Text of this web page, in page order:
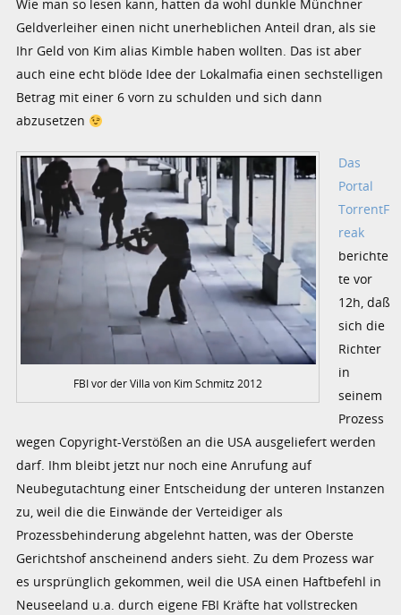
Wie man so lesen kann, hatten da wohl dunkle Münchner
Geldverleiher einen nicht unerheblichen Anteil dran, als sie
Ihr Geld von Kim alias Kimble haben wollten. Das ist aber
auch eine echt blöde Idee der Lokalmafia einen sechstelligen
Betrag mit einer 6 vorn zu schulden und sich dann
abzusetzen
FBI vor der Villa von Kim Schmitz 2012
Das
Portal
TorrentF
reak
berichte
te vor
12h, daß
sich die
Richter
in
seinem
Prozess
wegen Copyright-Verstößen an die USA ausgeliefert werden
darf. Ihm bleibt jetzt nur noch eine Anrufung auf
Neubegutachtung einer Entscheidung der unteren Instanzen
zu, weil die die Einwände der Verteidiger als
Prozessbehinderung abgelehnt hatten, was der Oberste
Gerichtshof anscheinend anders sieht. Zu dem Prozess war
es ursprünglich gekommen, weil die USA einen Haftbefehl in
Neuseeland u.a. durch eigene FBI Kräfte hat vollstrecken